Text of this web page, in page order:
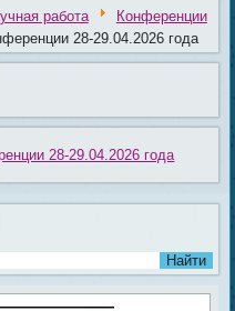
работа
Конференции
28-29.04.2026 года
28-29.04.2026 года